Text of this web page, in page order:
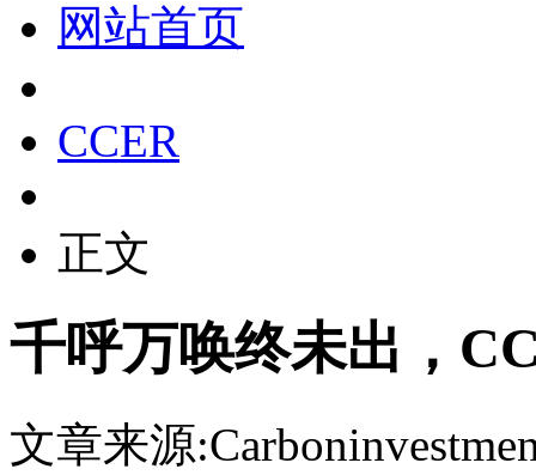
网站首页
CCER
正文
千呼万唤终未出，
文章来源